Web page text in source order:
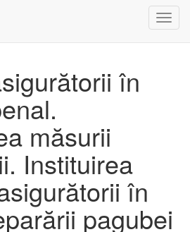
în
măsurii
Instituirea
în
pagubei